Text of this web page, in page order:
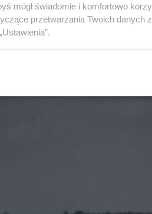
mógł świadomie i komfortowo
przetwarzania Twoich danych